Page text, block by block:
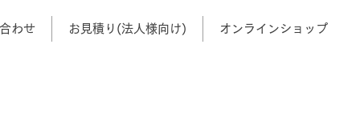
わせ お見積り(法人様向け) オンラインショップ